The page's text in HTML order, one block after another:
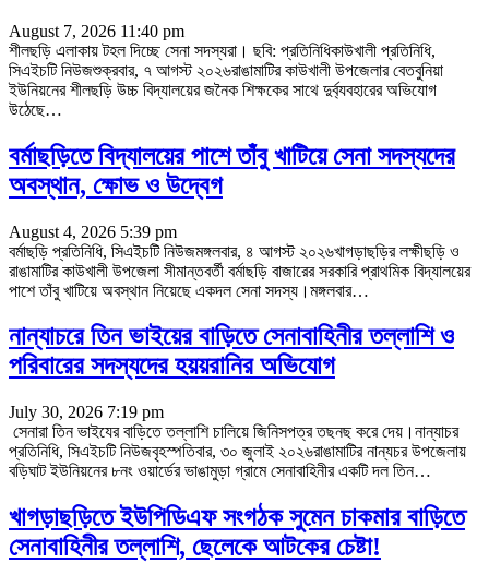
August 7, 2026 11:40 pm
শীলছড়ি এলাকায় টহল দিচ্ছে সেনা সদস্যরা। ছবি: প্রতিনিধিকাউখালী প্রতিনিধি,
সিএইচটি নিউজশুক্রবার, ৭ আগস্ট ২০২৬রাঙামাটির কাউখালী উপজেলার বেতবুনিয়া
ইউনিয়নের শীলছড়ি উচ্চ বিদ্যালয়ের জনৈক শিক্ষকের সাথে দুর্ব্যবহারের অভিযোগ
উঠেছে…
বর্মাছড়িতে বিদ্যালয়ের পাশে তাঁবু খাটিয়ে সেনা সদস্যদের
অবস্থান, ক্ষোভ ও উদ্বেগ
August 4, 2026 5:39 pm
বর্মাছড়ি প্রতিনিধি, সিএইচটি নিউজমঙ্গলবার, ৪ আগস্ট ২০২৬খাগড়াছড়ির লক্ষীছড়ি ও
রাঙামাটির কাউখালী উপজেলা সীমান্তবর্তী বর্মাছড়ি বাজারের সরকারি প্রাথমিক বিদ্যালয়ের
পাশে তাঁবু খাটিয়ে অবস্থান নিয়েছে একদল সেনা সদস্য।মঙ্গলবার…
নান্যাচরে তিন ভাইয়ের বাড়িতে সেনাবাহিনীর তল্লাশি ও
পরিবারের সদস্যদের হয়য়রানির অভিযোগ
July 30, 2026 7:19 pm
সেনারা তিন ভাইযের বাড়িতে তল্লাশি চালিয়ে জিনিসপত্র তছনছ করে দেয়।নান্যাচর
প্রতিনিধি, সিএইচটি নিউজবৃহস্পতিবার, ৩০ জুলাই ২০২৬রাঙামাটির নান্যচর উপজেলায়
বড়িঘাট ইউনিয়নের ৮নং ওয়ার্ডের ভাঙামুড়া গ্রামে সেনাবাহিনীর একটি দল তিন…
খাগড়াছড়িতে ইউপিডিএফ সংগঠক সুমেন চাকমার বাড়িতে
সেনাবাহিনীর তল্লাশি, ছেলেকে আটকের চেষ্টা!